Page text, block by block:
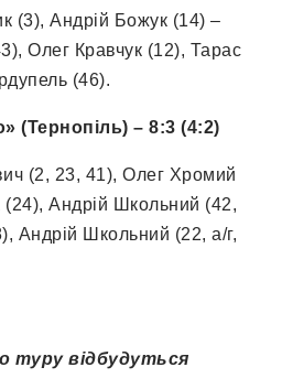
(3), Андрій Божук (14) –
Олег Кравчук (12), Тарас
(46).
(Тернопіль) – 8:3 (4:2)
(2, 23, 41), Олег Хромий
(24), Андрій Школьний (42,
Андрій Школьний (22, а/г,
туру відбудуться